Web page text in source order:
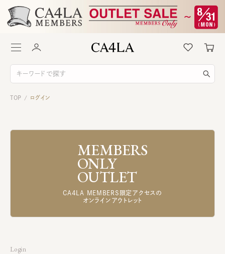
TOP / ログイン
MEMBERS
ONLY
OUTLET
CA4LA MEMBERS限定アクセスの
オンラインアウトレット
Login